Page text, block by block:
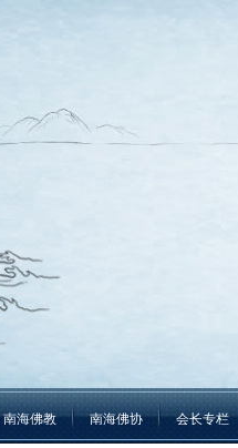
南海佛教 南海佛协 会长专栏